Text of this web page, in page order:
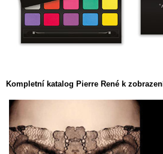
Kompletní katalog Pierre René k